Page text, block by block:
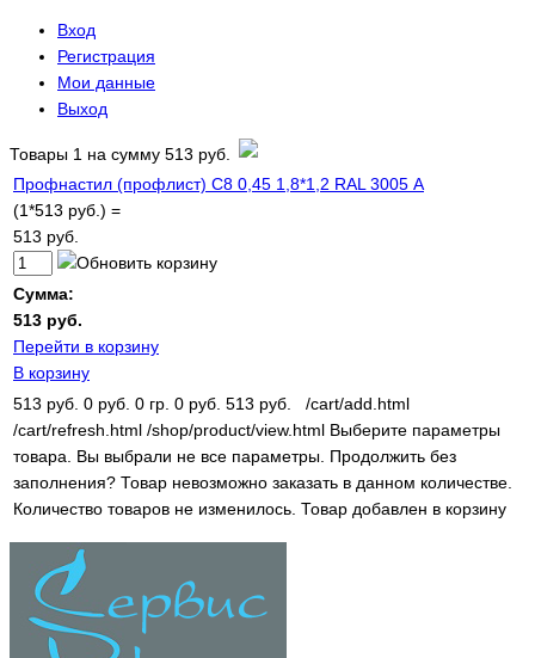
Вход
Регистрация
Мои данные
Выход
Товары 1 на сумму 513 руб.
Профнастил (профлист) С8 0,45 1,8*1,2 RAL 3005 А
(1*513 руб.) =
513 руб.
Сумма:
513 руб.
Перейти в корзину
В корзину
513 руб. 0 руб. 0 гр. 0 руб. 513 руб.
/cart/add.html
/cart/refresh.html /shop/product/view.html Выберите параметры
товара.
Вы выбрали не все параметры. Продолжить без
заполнения? Товар невозможно заказать в данном количестве.
Количество товаров не изменилось. Товар добавлен в корзину